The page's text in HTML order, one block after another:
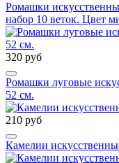
Ромашки
набор 10 веток. Цвет
320 руб
Ромашки луговые
52 см.
210 руб
Камелии